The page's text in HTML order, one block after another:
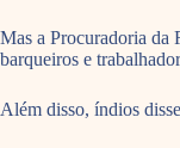
Mas a Procuradoria da
barqueiros e
Além disso, índios